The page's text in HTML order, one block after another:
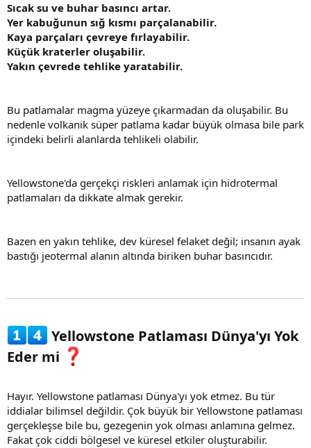
Sıcak su ve buhar basıncı artar.
Yer kabuğunun sığ kısmı parçalanabilir.
Kaya parçaları çevreye fırlayabilir.
Küçük kraterler oluşabilir.
Yakın çevrede tehlike yaratabilir.
Bu patlamalar magma yüzeye çıkarmadan da oluşabilir. Bu
nedenle volkanik süper patlama kadar büyük olmasa bile park
içindeki belirli alanlarda tehlikeli olabilir.
Yellowstone'da gerçekçi riskleri anlamak için hidrotermal
patlamaları da dikkate almak gerekir.
Bazen en yakın tehlike, dev küresel felaket değil; insanın ayak
bastığı jeotermal alanın altında biriken buhar basıncıdır.
Yellowstone Patlaması Dünya'yı Yok
Eder mi
Hayır. Yellowstone patlaması Dünya'yı yok etmez. Bu tür
iddialar bilimsel değildir. Çok büyük bir Yellowstone patlaması
gerçekleşse bile bu, gezegenin yok olması anlamına gelmez.
Fakat çok ciddi bölgesel ve küresel etkiler oluşturabilir.